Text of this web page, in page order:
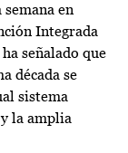
semana en
Integrada
señalado que
década se
sistema
la amplia